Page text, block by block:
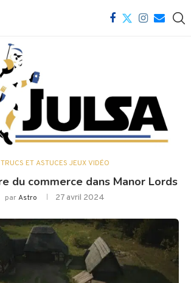
TRUCS ET ASTUCES JEUX VIDÉO
du commerce dans Manor Lords
parAstro 27 avril 2024